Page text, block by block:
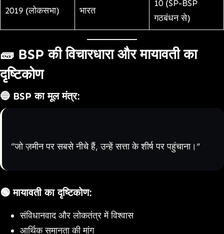
2019 (लोकसभा) भारत
10 (SP-BSP
गठबंधन से)
🧱 BSP की विचारधारा और मायावती का
दृष्टिकोण
🔵 BSP का मूल मंत्र:
“जो ज़मीन पर सबसे नीचे हैं, उन्हें सत्ता के शीर्ष पर पहुंचाना।”
🟢मायावती का दृष्टिकोण:
संविधानवाद और लोकतंत्र में विश्वास
आर्थिक समानता की मांग